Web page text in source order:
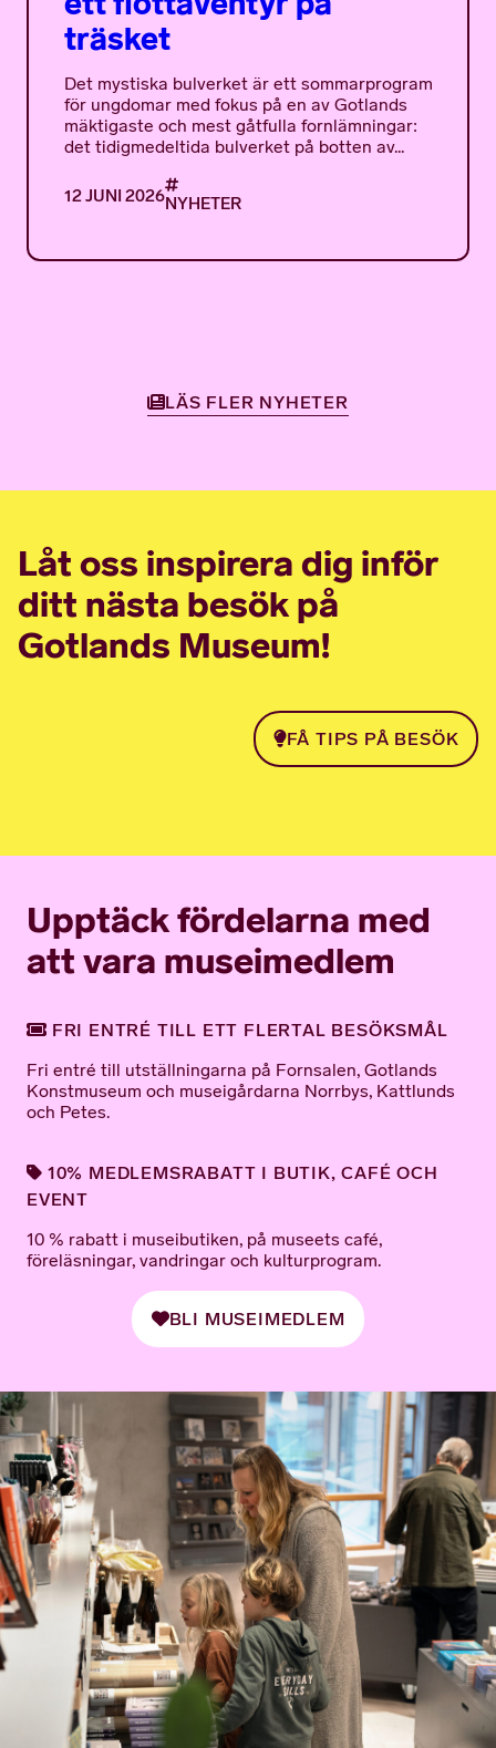
träsket
Det mystiska bulverket är ett sommarprogram
för ungdomar med fokus på en av Gotlands
mäktigaste och mest gåtfulla fornlämningar:
det tidigmedeltida bulverket på botten av...
12 JUNI 2026NYHETER
LÄS FLER NYHETER
Låt oss inspirera dig inför
ditt nästa besök på
Gotlands Museum!
FÅ TIPS PÅ BESÖK
Upptäck fördelarna med
att vara museimedlem
FRI ENTRÉ TILL ETT FLERTAL BESÖKSMÅL
Fri entré till utställningarna på Fornsalen, Gotlands
Konstmuseum och museigårdarna Norrbys, Kattlunds
och Petes.
10% MEDLEMSRABATT I BUTIK, CAFÉ OCH
EVENT
10 % rabatt i museibutiken, på museets café,
föreläsningar, vandringar och kulturprogram.
BLI MUSEIMEDLEM